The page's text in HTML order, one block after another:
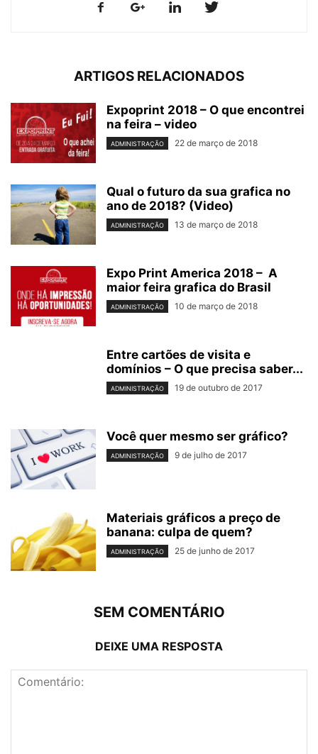
ARTIGOS RELACIONADOS
Expoprint 2018 – O que encontrei
na feira – video
ADMINISTRAÇÃO 22 de março de 2018
Qual o futuro da sua grafica no
ano de 2018? (Video)
ADMINISTRAÇÃO 13 de março de 2018
Expo Print America 2018 – A
maior feira grafica do Brasil
ADMINISTRAÇÃO 10 de março de 2018
Entre cartões de visita e
domínios – O que precisa saber...
ADMINISTRAÇÃO 19 de outubro de 2017
Você quer mesmo ser gráfico?
ADMINISTRAÇÃO 9 de julho de 2017
Materiais gráficos a preço de
banana: culpa de quem?
ADMINISTRAÇÃO 25 de junho de 2017
SEM COMENTÁRIO
DEIXE UMA RESPOSTA